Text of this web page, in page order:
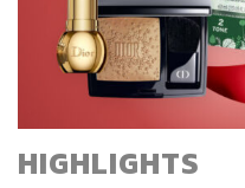
HIGHLIGHTS